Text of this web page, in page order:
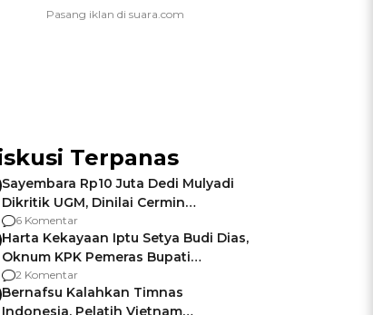
Terpanas
Sayembara Rp10 Juta Dedi Mulyadi
Dikritik UGM, Dinilai Cermin
Gagalnya Negara Jamin Keamanan
6 Komentar
Harta Kekayaan Iptu Setya Budi Dias,
Oknum KPK Pemeras Bupati
Pemalang
2 Komentar
Bernafsu Kalahkan Timnas
Indonesia, Pelatih Vietnam